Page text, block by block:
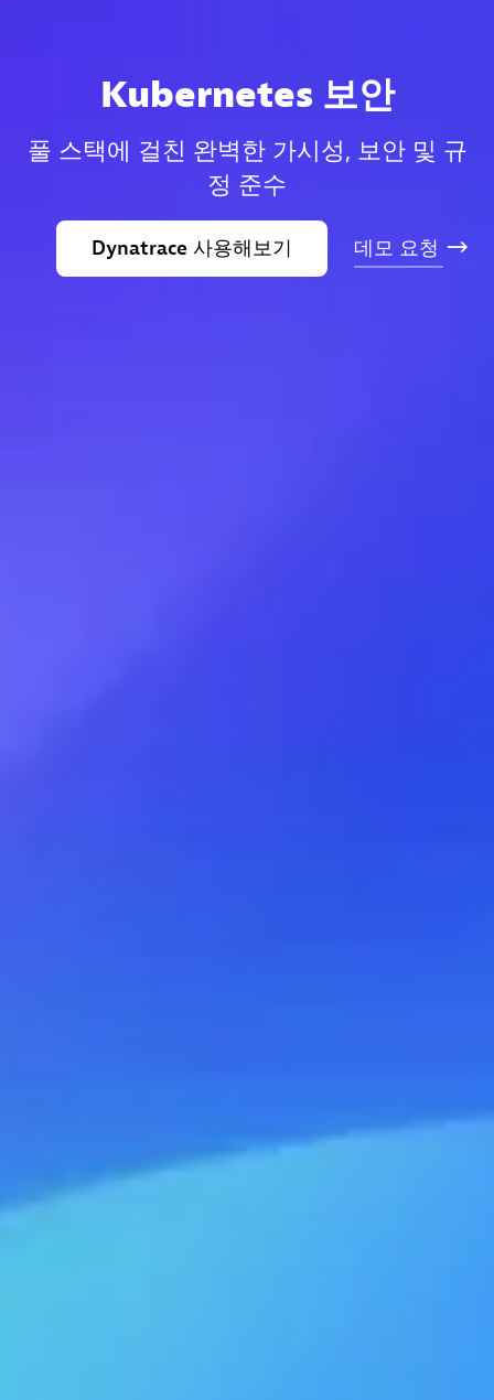
Kubernetes 보안
풀 스택에 걸친 완벽한 가시성, 보안 및 규
정 준수
Dynatrace 사용해보기 데모 요청